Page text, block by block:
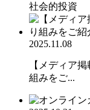
社会的投資
2025.11.08
【メディア
組みをご...